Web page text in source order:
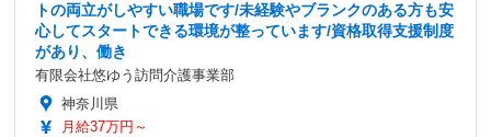
トの両立がしやすい職場です/未経験やブランクのある方も安
心してスタートできる環境が整っています/資格取得支援制度
があり、働き
有限会社悠ゆう訪問介護事業部
神奈川県
月給37万円～